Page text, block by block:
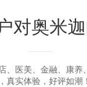
对奥米
、医美、金融、康养
真实体验，好评如潮！